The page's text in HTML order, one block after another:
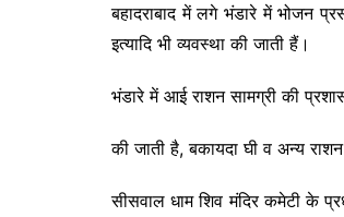
बहादराबाद में लगे भंडारे में भोजन
इत्यादि भी व्यवस्था की जाती हैं।
भंडारे में आई राशन सामग्री की
की जाती है, बकायदा घी व अन्य
सीसवाल धाम शिव मंदिर कमेटी के